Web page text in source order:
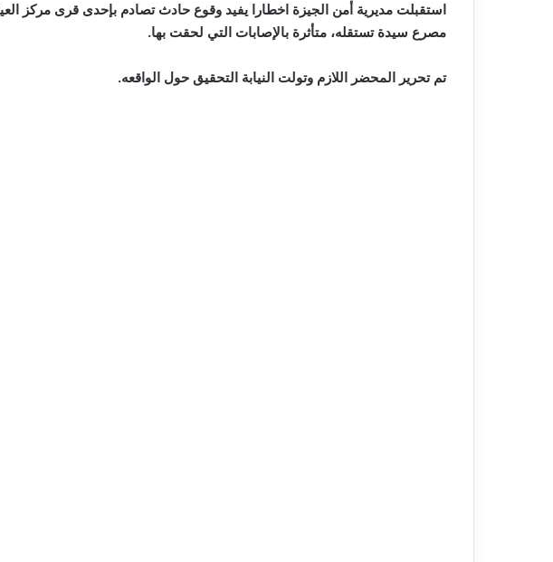
استقبلت مديرية أمن الجيزة اخطارا يفيد وقوع حادث تصادم بإحدى قرى مركز
مصرع سيدة تستقله، متأثرة بالإصابات التي لحقت بها.
تم تحرير المحضر اللازم وتولت النيابة التحقيق حول الواقعه.